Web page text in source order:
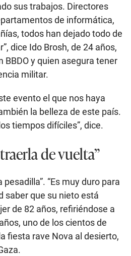
sus trabajos. Directores
de informática,
todos han dejado todo de
dice Ido Brosh, de 24 años,
BBDO y quien asegura tener
militar.
evento el que nos haya
la belleza de este país.
tiempos difíciles”, dice.
de vuelta”
“Es muy duro para
saber que su nieto está
de 82 años, refiriéndose a
uno de los cientos de
fiesta rave Nova al desierto,